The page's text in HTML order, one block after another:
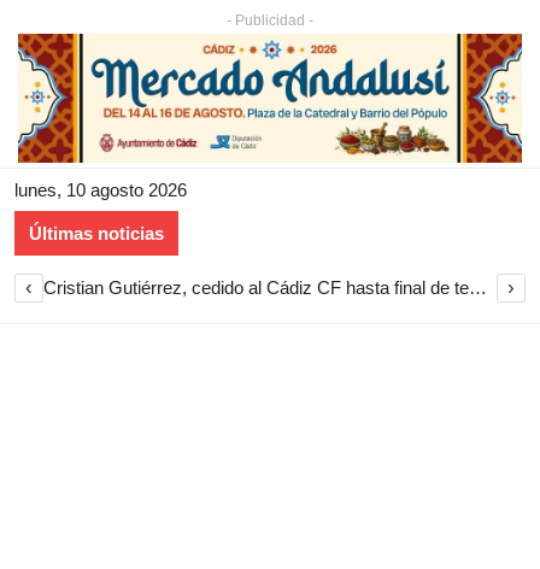
- Publicidad -
lunes, 10 agosto 2026
Últimas noticias
‹ Cristian Gutiérrez, cedido al Cádiz CF hasta final de temporada ›